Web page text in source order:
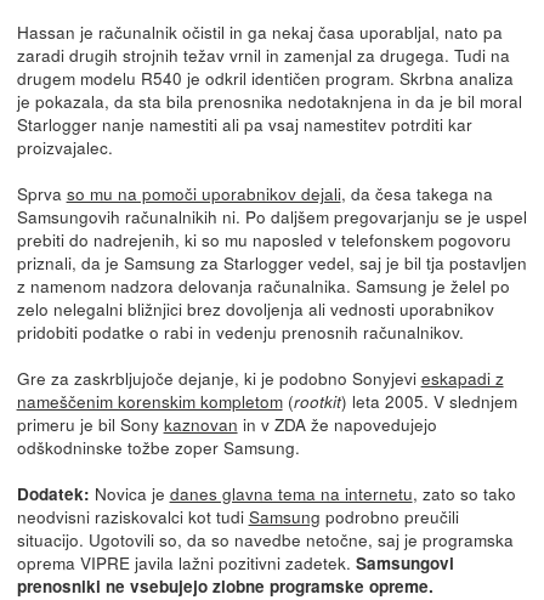
Hassan je računalnik očistil in ga nekaj časa uporabljal, nato pa
zaradi drugih strojnih težav vrnil in zamenjal za drugega. Tudi na
drugem modelu R540 je odkril identičen program. Skrbna analiza
je pokazala, da sta bila prenosnika nedotaknjena in da je bil moral
Starlogger nanje namestiti ali pa vsaj namestitev potrditi kar
proizvajalec.
Sprva so mu na pomoči uporabnikov dejali, da česa takega na
Samsungovih računalnikih ni. Po daljšem pregovarjanju se je uspel
prebiti do nadrejenih, ki so mu naposled v telefonskem pogovoru
priznali, da je Samsung za Starlogger vedel, saj je bil tja postavljen
z namenom nadzora delovanja računalnika. Samsung je želel po
zelo nelegalni bližnjici brez dovoljenja ali vednosti uporabnikov
pridobiti podatke o rabi in vedenju prenosnih računalnikov.
Gre za zaskrbljujoče dejanje, ki je podobno Sonyjevi eskapadi z
nameščenim korenskim kompletom(rootkit) leta 2005. V slednjem
primeru je bil Sony kaznovan in v ZDA že napovedujejo
odškodninske tožbe zoper Samsung.
Dodatek: Novica je danes glavna tema na internetu, zato so tako
neodvisni raziskovalci kot tudi Samsung podrobno preučili
situacijo. Ugotovili so, da so navedbe netočne, saj je programska
oprema VIPRE javila lažni pozitivni zadetek. Samsungovi
prenosniki ne vsebujejo zlobne programske opreme.